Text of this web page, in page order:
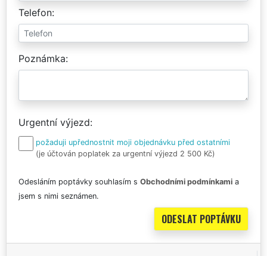
Telefon
Poznámka
Urgentní výjezd
požaduji upřednostnit moji objednávku před ostatními
(je účtován poplatek za urgentní výjezd 2 500 Kč)
Odesláním poptávky souhlasím s Obchodními podmínkami a
jsem s nimi seznámen.